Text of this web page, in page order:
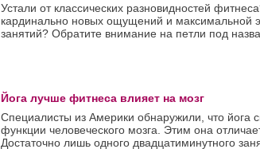
Устали от классических разновидностей
кардинально новых ощущений и максимальной
занятий? Обратите внимание на петли под
Йога лучше фитнеса влияет на мозг
Специалисты из Америки обнаружили, что йога
функции человеческого мозга. Этим она
Достаточно лишь одного двадцатиминутного